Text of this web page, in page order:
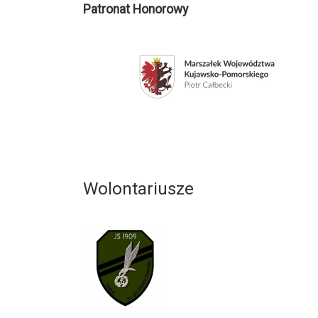
Patronat Honorowy
Wolontariusze